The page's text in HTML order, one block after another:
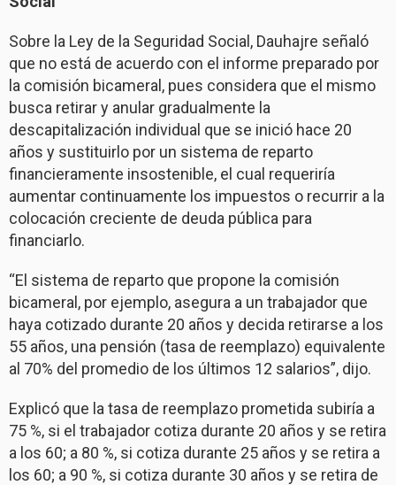
Sobre la Ley de la Seguridad Social, Dauhajre señaló
que no está de acuerdo con el informe preparado por
la comisión bicameral, pues considera que el mismo
busca retirar y anular gradualmente la
descapitalización individual que se inició hace 20
años y sustituirlo por un sistema de reparto
financieramente insostenible, el cual requeriría
aumentar continuamente los impuestos o recurrir a la
colocación creciente de deuda pública para
financiarlo.
“El sistema de reparto que propone la comisión
bicameral, por ejemplo, asegura a un trabajador que
haya cotizado durante 20 años y decida retirarse a los
55 años, una pensión (tasa de reemplazo) equivalente
al 70% del promedio de los últimos 12 salarios”, dijo.
Explicó que la tasa de reemplazo prometida subiría a
75 %, si el trabajador cotiza durante 20 años y se retira
a los 60; a 80 %, si cotiza durante 25 años y se retira a
los 60; a 90 %, si cotiza durante 30 años y se retira de